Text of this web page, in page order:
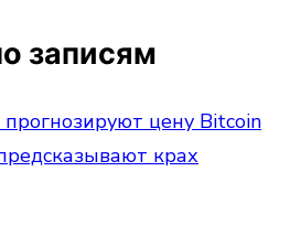
записям
цену Bitcoin
крах